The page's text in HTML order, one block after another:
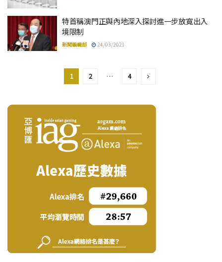
特首稱澳門正與內地深入探討進一步放寬出入
境限制
新聞編輯部 24/03/2021
1 2 … 4